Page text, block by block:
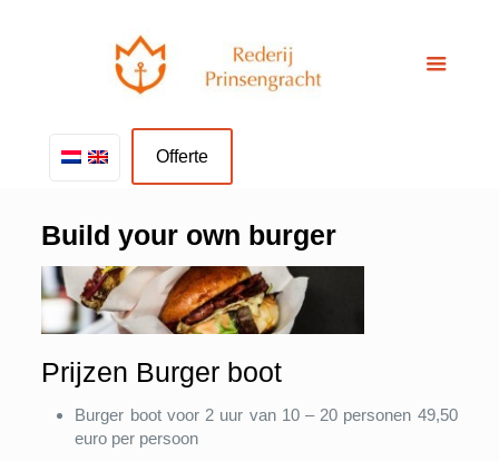
Offerte
Build your own burger
Prijzen Burger boot
Burger boot voor 2 uur van 10 – 20 personen 49,50
euro per persoon